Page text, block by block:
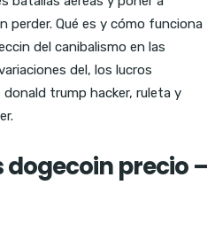
perder. Qué es y cómo funciona
del canibalismo en las
del, los lucros
trump hacker, ruleta y
precio –